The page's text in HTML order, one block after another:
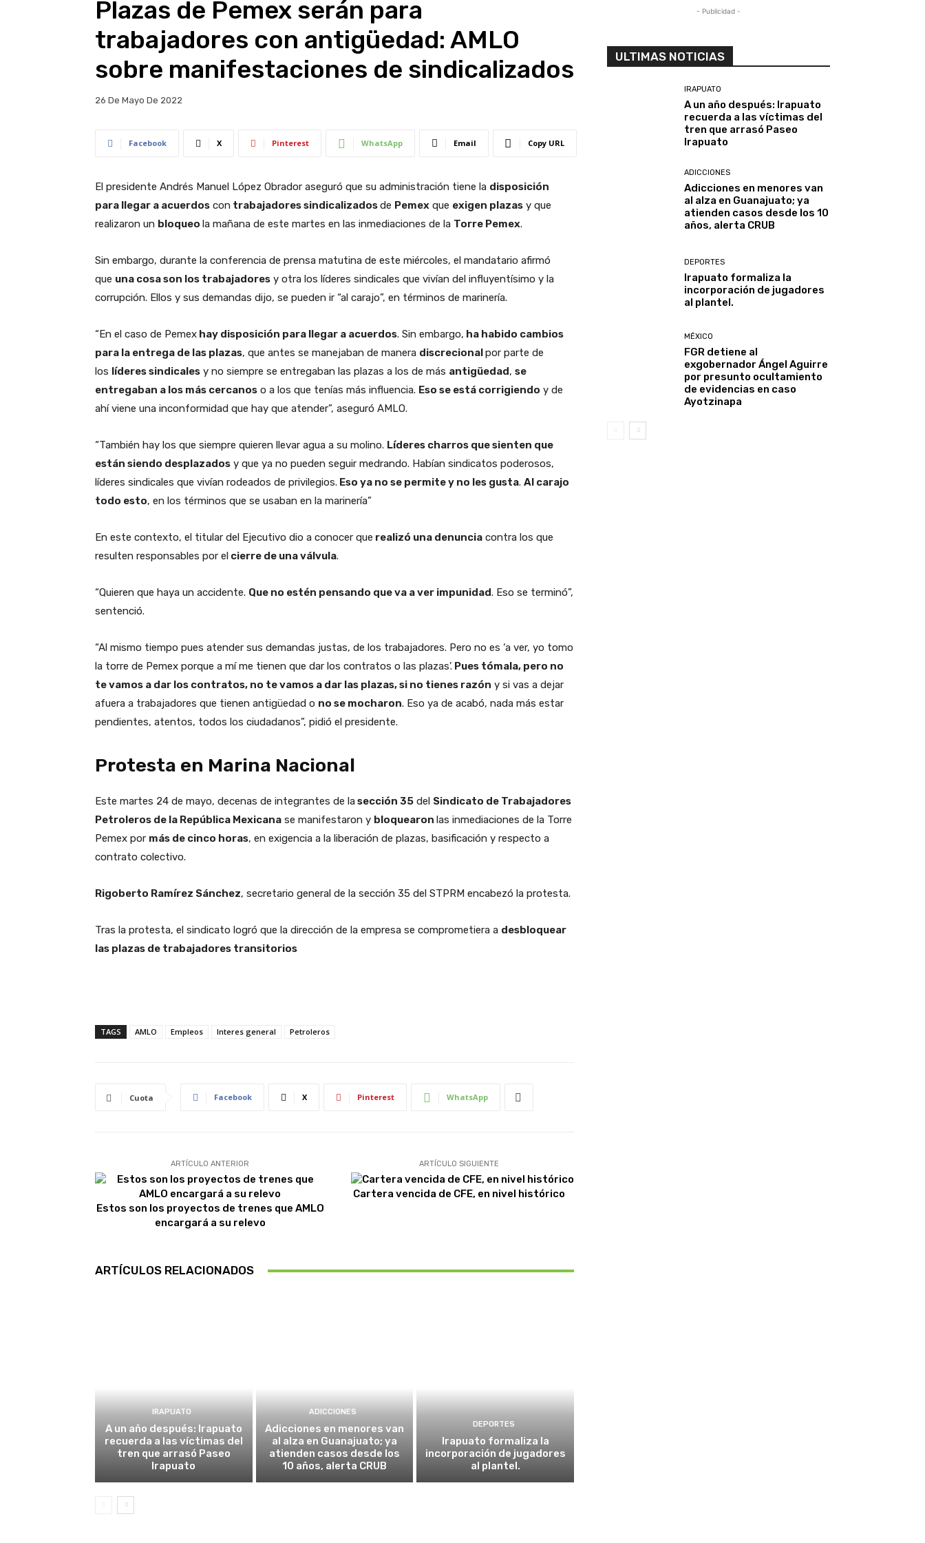
Plazas de Pemex serán para
trabajadores con antigüedad: AMLO
sobre manifestaciones de sindicalizados
26 De Mayo De 2022
Facebook X Pinterest WhatsApp Email Copy URL
El presidente Andrés Manuel López Obrador aseguró que su administración tiene la disposición
para llegar a acuerdos con trabajadores sindicalizadosde Pemex que exigen plazas y que
realizaron un bloqueo la mañana de este martes en las inmediaciones de la Torre Pemex.
Sin embargo, durante la conferencia de prensa matutina de este miércoles, el mandatario afirmó
que una cosa son los trabajadores y otra los líderes sindicales que vivían del influyentísimo y la
corrupción. Ellos y sus demandas dijo, se pueden ir “al carajo”, en términos de marinería.
“En el caso de Pemex hay disposición para llegar a acuerdos. Sin embargo, ha habido cambios
para la entrega de las plazas, que antes se manejaban de manera discrecionalpor parte de
los líderes sindicales y no siempre se entregaban las plazas a los de más antigüedad, se
entregaban a los más cercanos o a los que tenías más influencia. Eso se está corrigiendo y de
ahí viene una inconformidad que hay que atender”, aseguró AMLO.
“También hay los que siempre quieren llevar agua a su molino. Líderes charros que sienten que
están siendo desplazados y que ya no pueden seguir medrando. Habían sindicatos poderosos,
líderes sindicales que vivían rodeados de privilegios. Eso ya no se permite y no les gusta. Al carajo
todo esto, en los términos que se usaban en la marinería”
En este contexto, el titular del Ejecutivo dio a conocer que realizó una denuncia contra los que
resulten responsables por el cierre de una válvula.
“Quieren que haya un accidente. Que no estén pensando que va a ver impunidad. Eso se terminó”,
sentenció.
“Al mismo tiempo pues atender sus demandas justas, de los trabajadores. Pero no es ‘a ver, yo tomo
la torre de Pemex porque a mí me tienen que dar los contratos o las plazas’. Pues tómala, pero no
te vamos a dar los contratos, no te vamos a dar las plazas, si no tienes razón y si vas a dejar
afuera a trabajadores que tienen antigüedad o no se mocharon. Eso ya de acabó, nada más estar
pendientes, atentos, todos los ciudadanos”, pidió el presidente.
Protesta en Marina Nacional
Este martes 24 de mayo, decenas de integrantes de lasección 35 del Sindicato de Trabajadores
Petroleros de la República Mexicana se manifestaron y bloquearon las inmediaciones de la Torre
Pemex por más de cinco horas, en exigencia a la liberación de plazas, basificación y respecto a
contrato colectivo.
Rigoberto Ramírez Sánchez, secretario general de la sección 35 del STPRM encabezó la protesta.
Tras la protesta, el sindicato logró que la dirección de la empresa se comprometiera a desbloquear
las plazas de trabajadores transitorios
TAGS AMLO Empleos Interes general Petroleros
Cuota Facebook X Pinterest WhatsApp
ARTÍCULO ANTERIOR
Estos son los proyectos de trenes que AMLO
encargará a su relevo
ARTÍCULO SIGUIENTE
Cartera vencida de CFE, en nivel histórico
ARTÍCULOS RELACIONADOS
IRAPUATO
A un año después: Irapuato
recuerda a las víctimas del
tren que arrasó Paseo
Irapuato
ADICCIONES
Adicciones en menores van
al alza en Guanajuato; ya
atienden casos desde los
10 años, alerta CRUB
DEPORTES
Irapuato formaliza la
incorporación de jugadores
al plantel.
- Publicidad -
ULTIMAS NOTICIAS
IRAPUATO
A un año después: Irapuato
recuerda a las víctimas del
tren que arrasó Paseo
Irapuato
ADICCIONES
Adicciones en menores van
al alza en Guanajuato; ya
atienden casos desde los 10
años, alerta CRUB
DEPORTES
Irapuato formaliza la
incorporación de jugadores
al plantel.
MÉXICO
FGR detiene al
exgobernador Ángel Aguirre
por presunto ocultamiento
de evidencias en caso
Ayotzinapa